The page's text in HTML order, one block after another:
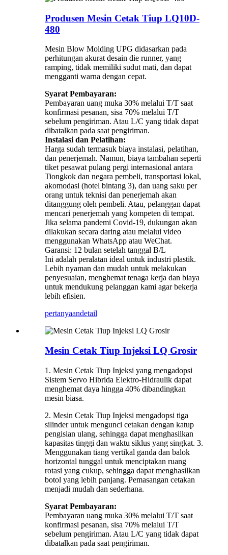
Produsen Mesin Cetak Tiup LQ10D-
480
Mesin Blow Molding UPG didasarkan pada
perhitungan akurat desain die runner, yang
ramping, tidak memiliki sudut mati, dan dapat
mengganti warna dengan cepat.
Syarat Pembayaran:
Pembayaran uang muka 30% melalui T/T saat
konfirmasi pesanan, sisa 70% melalui T/T
sebelum pengiriman. Atau L/C yang tidak dapat
dibatalkan pada saat pengiriman.
Instalasi dan Pelatihan:
Harga sudah termasuk biaya instalasi, pelatihan,
dan penerjemah. Namun, biaya tambahan seperti
tiket pesawat pulang pergi internasional antara
Tiongkok dan negara pembeli, transportasi lokal,
akomodasi (hotel bintang 3), dan uang saku per
orang untuk teknisi dan penerjemah akan
ditanggung oleh pembeli. Atau, pelanggan dapat
mencari penerjemah yang kompeten di tempat.
Jika selama pandemi Covid-19, dukungan akan
dilakukan secara daring atau melalui video
menggunakan WhatsApp atau WeChat.
Garansi: 12 bulan setelah tanggal B/L
Ini adalah peralatan ideal untuk industri plastik.
Lebih nyaman dan mudah untuk melakukan
penyesuaian, menghemat tenaga kerja dan biaya
untuk mendukung pelanggan kami agar bekerja
lebih efisien.
pertanyaandetail
Mesin Cetak Tiup Injeksi LQ Grosir
1. Mesin Cetak Tiup Injeksi yang mengadopsi
Sistem Servo Hibrida Elektro-Hidraulik dapat
menghemat daya hingga 40% dibandingkan
mesin biasa.
2. Mesin Cetak Tiup Injeksi mengadopsi tiga
silinder untuk mengunci cetakan dengan katup
pengisian ulang, sehingga dapat menghasilkan
kapasitas tinggi dan waktu siklus yang singkat. 3.
Menggunakan tiang vertikal ganda dan balok
horizontal tunggal untuk menciptakan ruang
rotasi yang cukup, sehingga dapat menghasilkan
botol yang lebih panjang. Pemasangan cetakan
menjadi mudah dan sederhana.
Syarat Pembayaran:
Pembayaran uang muka 30% melalui T/T saat
konfirmasi pesanan, sisa 70% melalui T/T
sebelum pengiriman. Atau L/C yang tidak dapat
dibatalkan pada saat pengiriman.